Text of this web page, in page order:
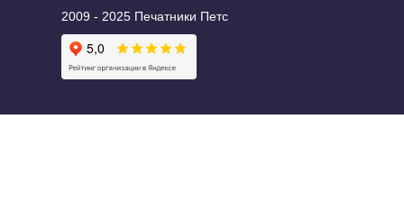
2009 - 2025 Печатники Петс